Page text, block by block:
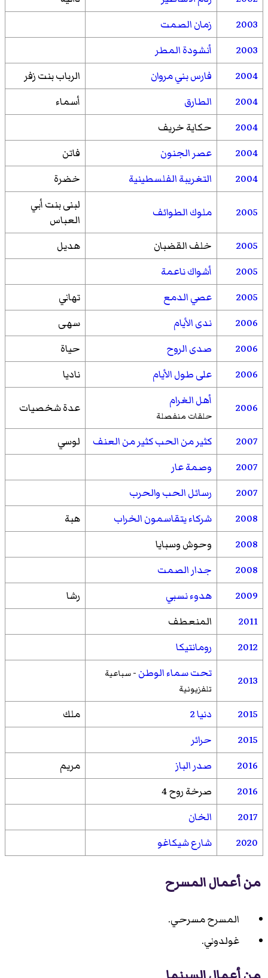
2003
زمان الصمت
2003
أنشودة المطر
2004
فارس بني مروان
الرباب بنت زفر
2004
الطارق
أسماء
2004
حكاية خريف
2004
عصر الجنون
فاتن
2004
التغريبة الفلسطينية خضرة
2005 ملوك الطوائف
لبنى بنت أبي
العباس
2005
خلف القضبان
هديل
2005
أشواك ناعمة
2005
عصي الدمع
تهاني
2006
ندى الأيام
سهى
2006
صدى الروح
حياة
2006
على طول الأيام ناديا
2006 أهل الغرام
حلقات منفصلة
عدة شخصيات
2007 كثير من الحب كثير من العنف
لوسي
2007
وصمة عار
2007
رسائل الحب والحرب
2008
شركاء يتقاسمون الخراب
هبة
2008
وحوش وسبايا
2008
جدار الصمت
2009
هدوء نسبي
رشا
2011
المنعطف
2012
رومانتيكا
2013 تحت سماء الوطن-سباعية
تلفزيونية
2015 دنيا 2
ملك
2015
حرائر
2016
صدر الباز
مريم
2016
صرخة روح 4
2017
الخان
2020
شارع شيكاغو
من أعمال المسرح
المسرح مسرحي.
غولدوني.